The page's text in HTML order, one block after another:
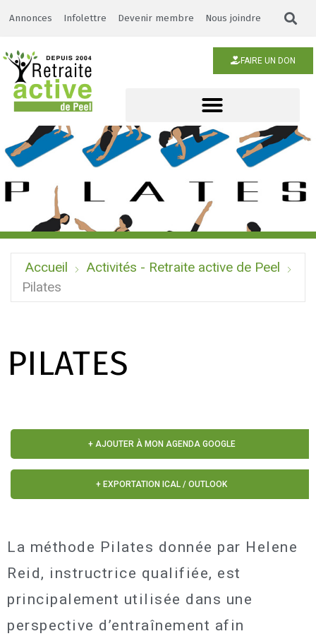
Annonces Infolettre Devenir membre Nous joindre
FAIRE UN DON
Accueil
Activités - Retraite active de Peel
Pilates
PILATES
+ AJOUTER À MON AGENDA GOOGLE
+ EXPORTATION ICAL / OUTLOOK
La méthode Pilates donnée par Helene
Reid, instructrice qualifiée, est
principalement utilisée dans une
perspective d’entraînement afin